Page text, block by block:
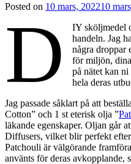
Posted on 10 mars, 202210
D
IY sköljmedel
handeln. Jag
några droppar
för miljön,
på nätet kan
hela deras
Jag passade såklart på att
Cotton” och 1 st eterisk olja ”
läkande egenskaper. Oljan går
Diffusers, vilket blir perfekt
Patchouli är välgörande
använts för deras avkopplande,